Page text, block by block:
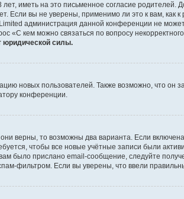
иметь на это письменное согласие родителей.
вы не уверены, применимо ли это к вам, как
администрация данной конференции не
«С кем можно связаться по вопросу
юридической силы.
новых пользователей. Также возможно, что он
конференции.
верны, то возможны два варианта. Если
чтобы все новые учётные записи были
было прислано email-сообщение, следуйте
фильтром. Если вы уверены, что ввели